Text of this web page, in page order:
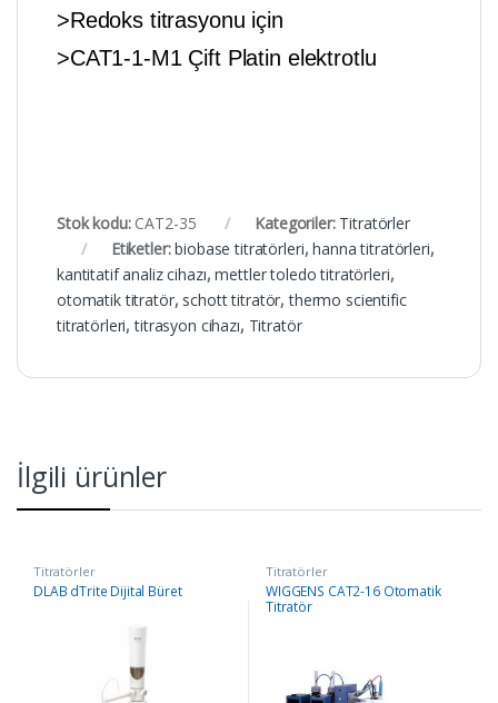
>Redoks titrasyonu için
>CAT1-1-M1 Çift Platin elektrotlu
Stok kodu: CAT2-35 Kategoriler: Titratörler
Etiketler:biobase titratörleri,hanna titratörleri,
kantitatif analiz cihazı,mettler toledo titratörleri,
otomatik titratör, schott titratör,thermo scientific
titratörleri,titrasyon cihazı, Titratör
İlgili ürünler
Titratörler
DLAB dTrite Dijital Büret
Titratörler
WIGGENS CAT2-16 Otomatik
Titratör